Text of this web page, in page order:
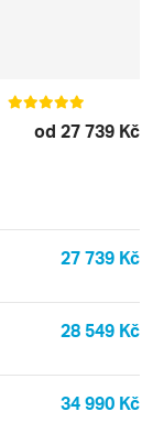
od 27 739 Kč
27 739 Kč
28 549 Kč
34 990 Kč